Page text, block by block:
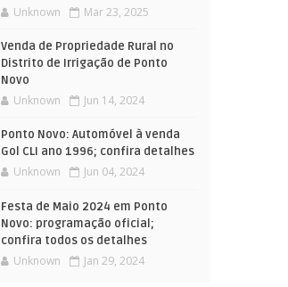
Unknown Mar 23, 2025
Venda de Propriedade Rural no
Distrito de Irrigação de Ponto
Novo
Unknown Jun 14, 2024
Ponto Novo: Automóvel à venda
Gol CLI ano 1996; confira detalhes
Unknown Jun 04, 2024
Festa de Maio 2024 em Ponto
Novo: programação oficial;
confira todos os detalhes
Unknown Jan 29, 2024